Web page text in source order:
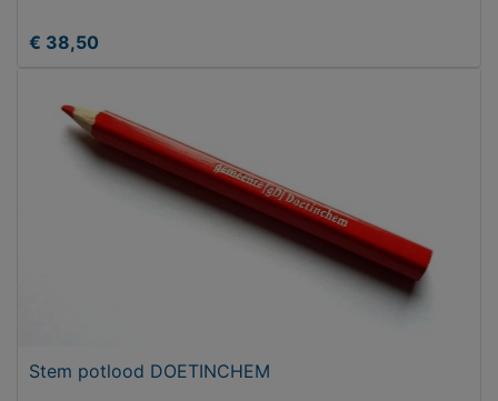
€ 38,50
Stem potlood DOETINCHEM